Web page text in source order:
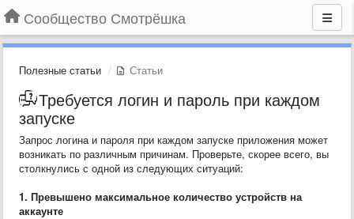
Сообщество Смотрёшка
Полезные статьи Статьи
Требуется логин и пароль при каждом
запуске
Запрос логина и пароля при каждом запуске приложения может
возникать по различным причинам. Проверьте, скорее всего, вы
столкнулись с одной из следующих ситуаций:
1. Превышено максимальное количество устройств на
аккаунте